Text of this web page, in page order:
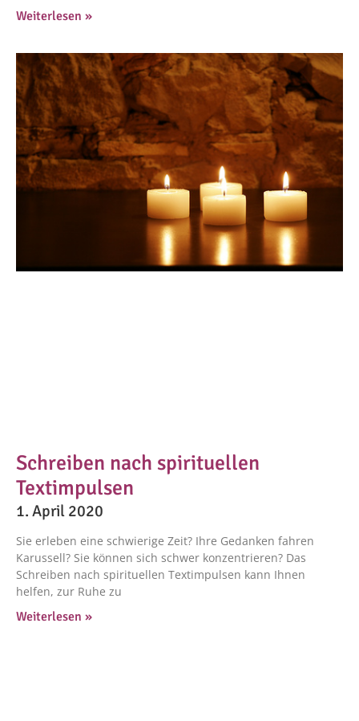
Weiterlesen »
Schreiben nach spirituellen
Textimpulsen
1. April 2020
Sie erleben eine schwierige Zeit? Ihre Gedanken fahren
Karussell? Sie können sich schwer konzentrieren? Das
Schreiben nach spirituellen Textimpulsen kann Ihnen
helfen, zur Ruhe zu
Weiterlesen »